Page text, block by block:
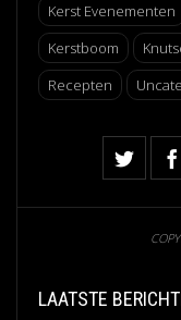
Kerst Evenementen
Kerstboom
Recepten
LAATSTE